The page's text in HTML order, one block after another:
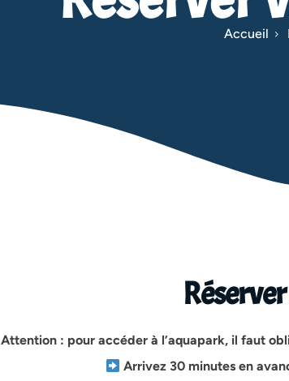
Accueil
Attention : pour accéder à l’aquapark, il faut
Arrivez 30 minutes en